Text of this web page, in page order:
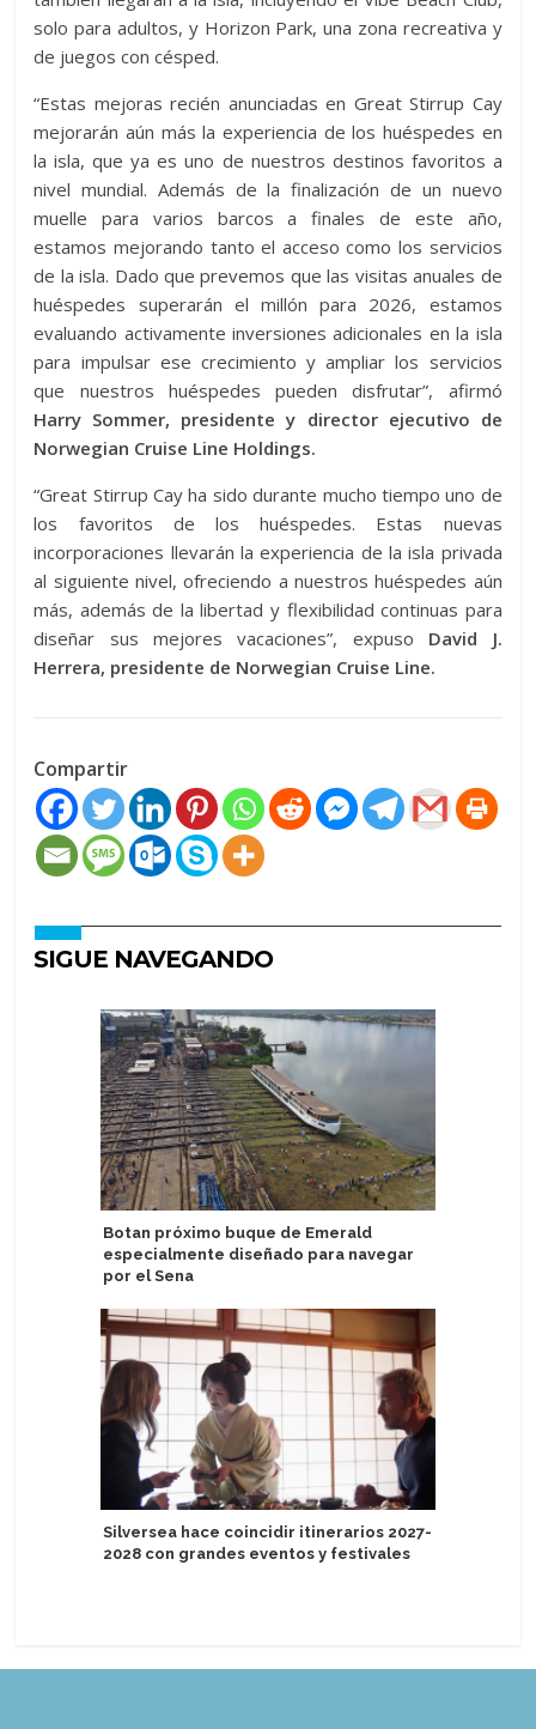
solo para adultos, y Horizon Park, una zona recreativa y
de juegos con césped.
“Estas mejoras recién anunciadas en Great Stirrup Cay
mejorarán aún más la experiencia de los huéspedes en
la isla, que ya es uno de nuestros destinos favoritos a
nivel mundial. Además de la finalización de un nuevo
muelle para varios barcos a finales de este año,
estamos mejorando tanto el acceso como los servicios
de la isla. Dado que prevemos que las visitas anuales de
huéspedes superarán el millón para 2026, estamos
evaluando activamente inversiones adicionales en la isla
para impulsar ese crecimiento y ampliar los servicios
que nuestros huéspedes pueden disfrutar”, afirmó
Harry Sommer, presidente y director ejecutivo de
Norwegian Cruise Line Holdings.
“Great Stirrup Cay ha sido durante mucho tiempo uno de
los favoritos de los huéspedes. Estas nuevas
incorporaciones llevarán la experiencia de la isla privada
al siguiente nivel, ofreciendo a nuestros huéspedes aún
más, además de la libertad y flexibilidad continuas para
diseñar sus mejores vacaciones”, expuso David J.
Herrera, presidente de Norwegian Cruise Line.
Compartir
SIGUE NAVEGANDO
Botan próximo buque de Emerald
especialmente diseñado para navegar
por el Sena
Silversea hace coincidir itinerarios 2027-
2028 con grandes eventos y festivales